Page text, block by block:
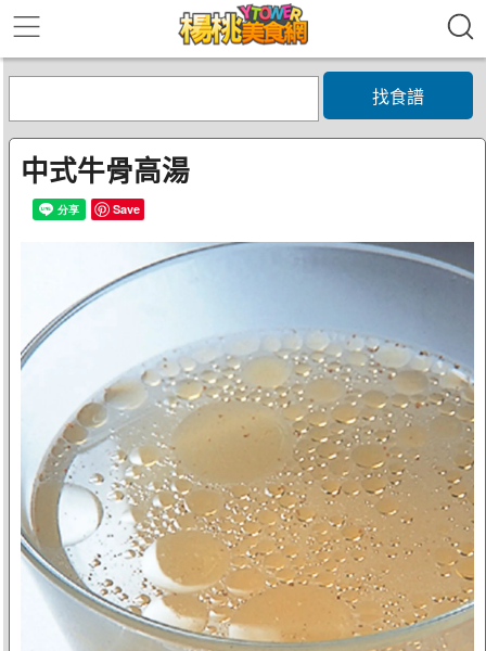
找食譜
中式牛骨高湯
Save